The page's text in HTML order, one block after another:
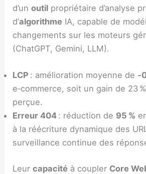
d’unoutil propriétaire d’analyse
d’algorithme IA, capable de
changements sur les moteurs
(ChatGPT, Gemini, LLM).
LCP : amélioration moyenne de
e‑commerce, soit un gain de 23
perçue.
Erreur 404 : réduction de 95 %
à la réécriture dynamique des
surveillance continue des
Leurcapacité à coupler Core